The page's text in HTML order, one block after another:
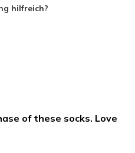
to width
hilfreich?
of these socks. Love